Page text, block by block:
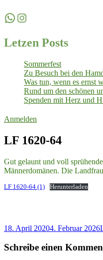
WhatsApp
Instagram
Letzen Posts
Sommerfest
Zu Besuch bei den
Was tun, wenn es ernst
Rund um den schönen
Spenden mit Herz und
Anmelden
LF 1620-64
Gut gelaunt und voll
Männerdomänen. Die
LF 1620-64 (1) Herunterladen
Veröffentlicht
18. April 20204. Februar 2026
Schreibe einen